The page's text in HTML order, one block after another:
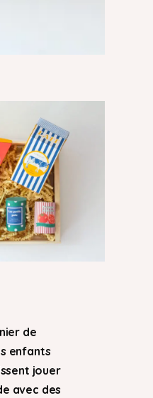
de
enfants
jouer
avec des